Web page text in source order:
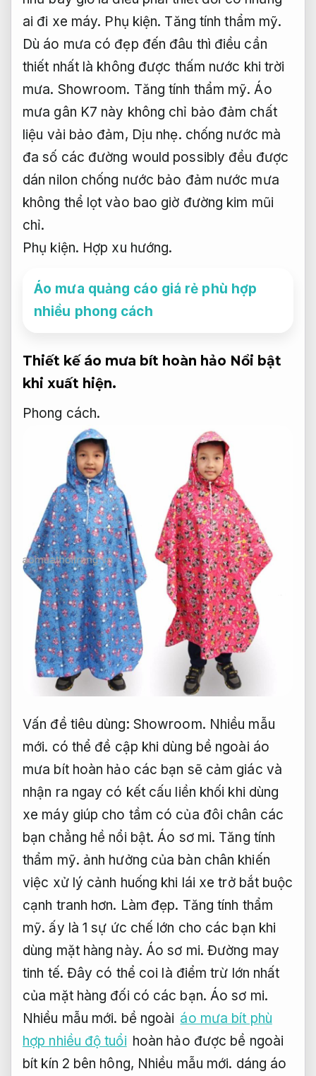
ai đi xe máy. Phụ kiện. Tăng tính thẩm mỹ.
Dù áo mưa có đẹp đến đâu thì điều cần
thiết nhất là không được thấm nước khi trời
mưa. Showroom. Tăng tính thẩm mỹ. Áo
mưa gân K7 này không chỉ bảo đảm chất
liệu vải bảo đảm, Dịu nhẹ. chống nước mà
đa số các đường would possibly đều được
dán nilon chống nước bảo đảm nước mưa
không thể lọt vào bao giờ đường kim mũi
chỉ.
Phụ kiện. Hợp xu hướng.
Áo mưa quảng cáo giá rẻ phù hợp
nhiều phong cách
Thiết kế áo mưa bít hoàn hảo Nổi bật
khi xuất hiện.
Phong cách.
Vấn đề tiêu dùng: Showroom. Nhiều mẫu
mới. có thể đề cập khi dùng bề ngoài áo
mưa bít hoàn hảo các bạn sẽ cảm giác và
nhận ra ngay có kết cấu liền khối khi dùng
xe máy giúp cho tầm có của đôi chân các
bạn chẳng hề nổi bật.Áo sơ mi. Tăng tính
thẩm mỹ. ảnh hưởng của bàn chân khiến
việc xử lý cảnh huống khi lái xe trở bắt buộc
cạnh tranh hơn. Làm đẹp. Tăng tính thẩm
mỹ. ấy là 1 sự ức chế lớn cho các bạn khi
dùng mặt hàng này. Áo sơ mi. Đường may
tinh tế. Đây có thể coi là điểm trừ lớn nhất
của mặt hàng đối có các bạn. Áo sơ mi.
Nhiều mẫu mới. bề ngoài áo mưa bít phù
hợp nhiều độ tuổi hoàn hảo được bề ngoài
bít kín 2 bên hông, Nhiều mẫu mới. dáng áo